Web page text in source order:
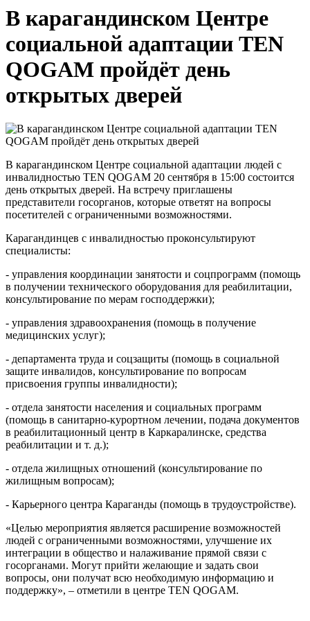
В карагандинском Центре
социальной адаптации TEN
QOGAM пройдёт день
открытых дверей
В карагандинском Центре социальной адаптации людей с
инвалидностью TEN QOGAM 20 сентября в 15:00 состоится
день открытых дверей. На встречу приглашены
представители госорганов, которые ответят на вопросы
посетителей с ограниченными возможностями.
Карагандинцев с инвалидностью проконсультируют
специалисты:
- управления координации занятости и соцпрограмм (помощь
в получении технического оборудования для реабилитации,
консультирование по мерам господдержки);
- управления здравоохранения (помощь в получение
медицинских услуг);
- департамента труда и соцзащиты (помощь в социальной
защите инвалидов, консультирование по вопросам
присвоения группы инвалидности);
- отдела занятости населения и социальных программ
(помощь в санитарно-курортном лечении, подача документов
в реабилитационный центр в Каркаралинске, средства
реабилитации и т. д.);
- отдела жилищных отношений (консультирование по
жилищным вопросам);
- Карьерного центра Караганды (помощь в трудоустройстве).
«Целью мероприятия является расширение возможностей
людей с ограниченными возможностями, улучшение их
интеграции в общество и налаживание прямой связи с
госорганами. Могут прийти желающие и задать свои
вопросы, они получат всю необходимую информацию и
поддержку», – отметили в центре TEN QOGAM.